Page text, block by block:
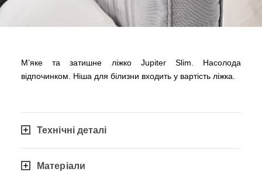
М’яке та затишне ліжко Jupiter Slim. Насолода
відпочинком. Ніша для білизни входить у вартість ліжка.
Технічні деталі
Матеріали